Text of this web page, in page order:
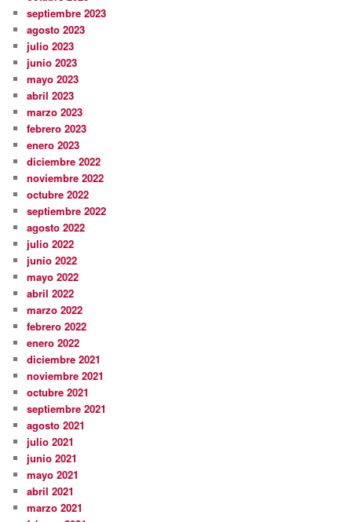
septiembre 2023
agosto 2023
julio 2023
junio 2023
mayo 2023
abril 2023
marzo 2023
febrero 2023
enero 2023
diciembre 2022
noviembre 2022
octubre 2022
septiembre 2022
agosto 2022
julio 2022
junio 2022
mayo 2022
abril 2022
marzo 2022
febrero 2022
enero 2022
diciembre 2021
noviembre 2021
octubre 2021
septiembre 2021
agosto 2021
julio 2021
junio 2021
mayo 2021
abril 2021
marzo 2021